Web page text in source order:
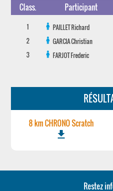
Class. Participant
1 PAILLETRichard
2
GARCIAChristian
3
FARJOTFrederic
8 km CHRONO Scratch
file_download
Restez